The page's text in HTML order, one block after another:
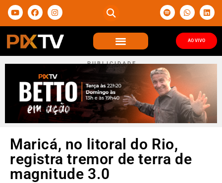
AO VIVO
P U B L I C I D A D E
Maricá, no litoral do Rio,
registra tremor de terra de
magnitude 3.0